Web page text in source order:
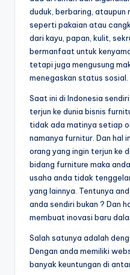
duduk, berbaring, ataupun
seperti pakaian atau
dari kayu, papan, kulit,
bermanfaat untuk
tetapi juga mengusung
menegaskan status sosial.
Saat ini di Indonesia
terjun ke dunia bisnis
tidak ada matinya setiap
namanya furnitur. Dan hal
orang yang ingin terjun ke
bidang furniture maka
usaha anda tidak
yang lainnya. Tentunya
anda sendiri bukan ? Dan
membuat inovasi baru
Salah satunya adalah
Dengan anda memiliki
banyak keuntungan di